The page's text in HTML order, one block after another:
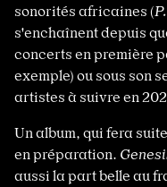
sonorités africaines (
s'enchaînent depuis
concerts en première
exemple) ou sous son
artistes à suivre en
Un album, qui fera
en préparation.
aussi la part belle au